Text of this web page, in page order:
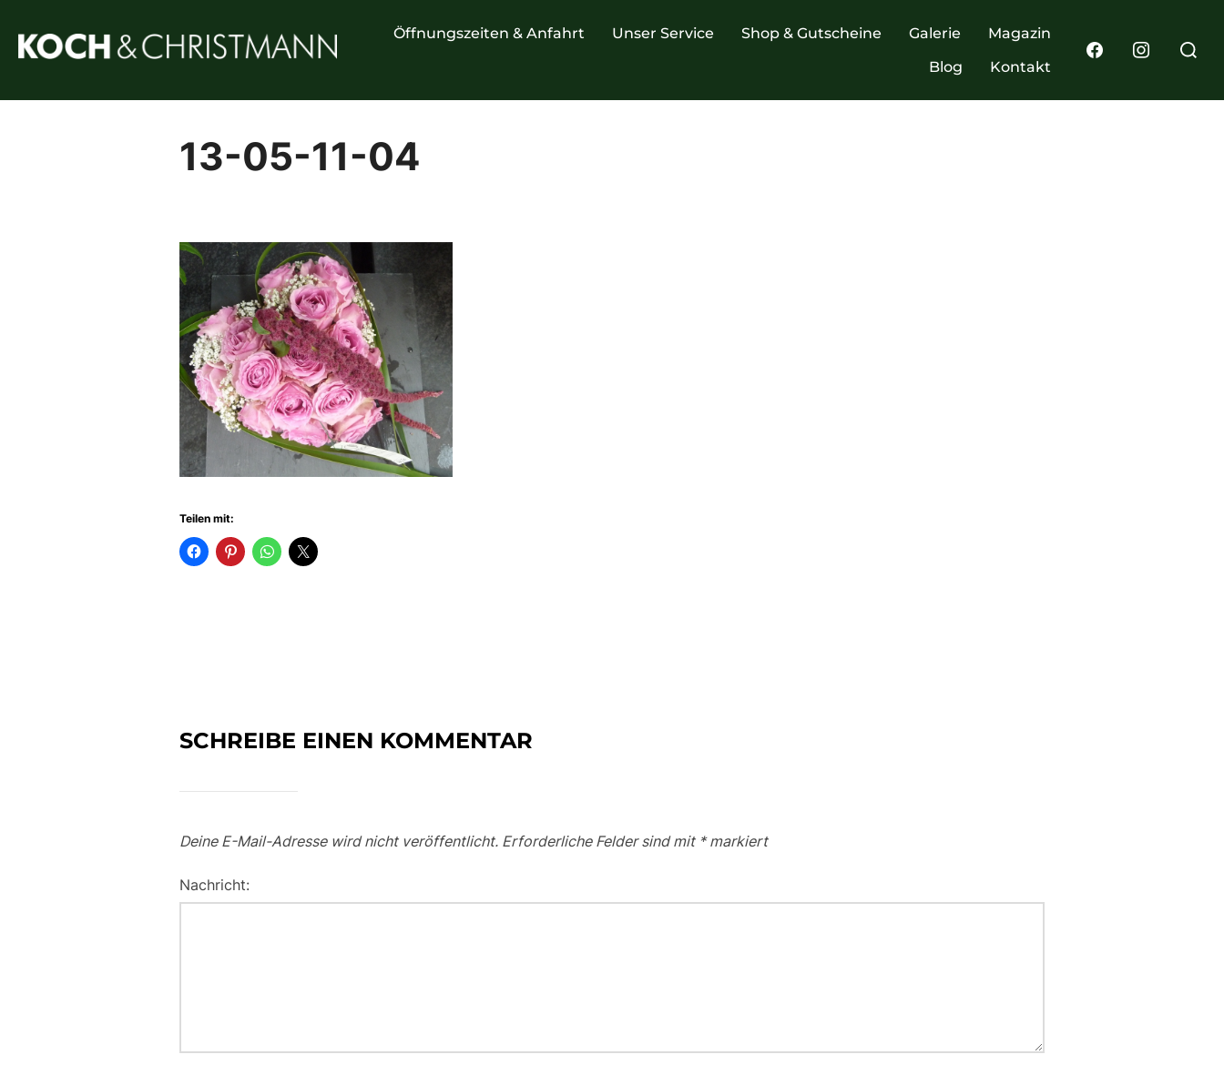
Öffnungszeiten & Anfahrt Unser Service Shop & Gutscheine Galerie
Magazin
Blog
Kontakt
13-05-11-04
Teilen mit:
SCHREIBE EINEN KOMMENTAR
Deine E-Mail-Adresse wird nicht veröffentlicht. Erforderliche Felder sind mit *markiert
Nachricht: